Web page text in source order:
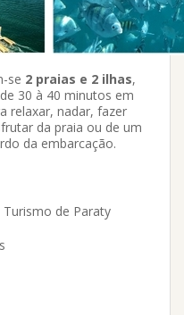
se 2 praias e 2 ilhas,
30 à 40 minutos em
relaxar, nadar, fazer
da praia ou de um
da embarcação.
Turismo de Paraty